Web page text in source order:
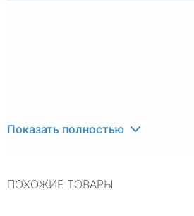
Показать полностью
ПОХОЖИЕ ТОВАРЫ